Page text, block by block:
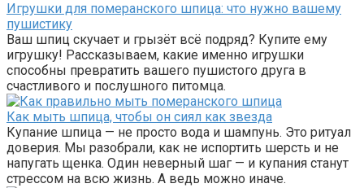
Игрушки для померанского шпица: что нужно вашему
пушистику
Ваш шпиц скучает и грызёт всё подряд? Купите ему
игрушку! Рассказываем, какие именно игрушки
способны превратить вашего пушистого друга в
счастливого и послушного питомца.
Как мыть шпица, чтобы он сиял как звезда
Купание шпица — не просто вода и шампунь. Это ритуал
доверия. Мы разобрали, как не испортить шерсть и не
напугать щенка. Один неверный шаг — и купания станут
стрессом на всю жизнь. А ведь можно иначе.